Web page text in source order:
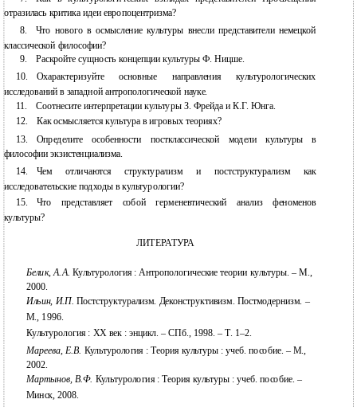
отразилась критика идеи европоцентризма?
8.
Что нового в осмысление культуры внесли представители немецкой
классической философии?
9.
Раскройте сущность концепции культуры Ф. Ницше.
10.
Охарактеризуйте основные направления культурологических
исследований в западной антропологической науке.
11.
Соотнесите интерпретации культуры З. Фрейда и К.Г. Юнга.
12.
Как осмысляется культура в игровых теориях?
13.
Определите особенности постклассической модели культуры в
философии экзистенциализма.
14. Чем отличаются структурализм и постструктурализм как
исследовательские подходы в культурологии?
15. Что представляет собой герменевтический анализ феноменов
культуры?
ЛИТЕРАТУРА
Белик, А.А. Культурология : Антропологические теории культуры. – М.,
2000.
Ильин, И.П. Постструктурализм. Деконструктивизм. Постмодернизм. –
М., 1996.
Культурология : ХХ век : энцикл. – СПб., 1998. – Т. 1–2.
Мареева, Е.В. Культурология : Теория культуры : учеб. пособие. – М.,
2002.
Мартынов, В.Ф. Культурология : Теория культуры : учеб. пособие. –
Минск, 2008.